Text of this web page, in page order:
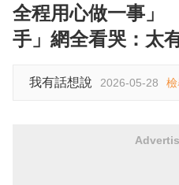
全程用心做一事」
手」網全看哭：太
我有話想說 2026-05-28